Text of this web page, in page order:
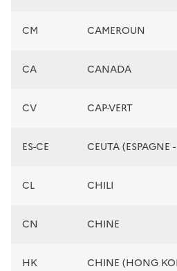
CM CAMEROUN
CA CANADA
CV CAP-VERT
ES-CE CEUTA (ESPAGNE
CL CHILI
CN CHINE
HK CHINE (HONG